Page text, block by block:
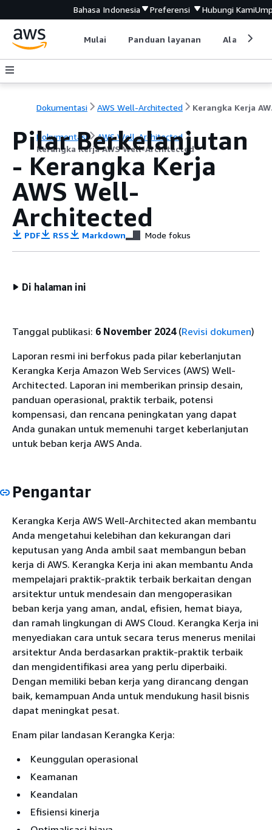
Bahasa Indonesia Preferensi Hubungi Kami
Mulai Panduan layanan Alat
Dokumentasi AWS Well-Architected
Dokumentasi
AWS Well-Architected
Kerangka Kerja AWS Well-Architected
Pilar Berkelanjutan
- Kerangka Kerja
AWS Well-
Architected
PDF RSS Markdown Mode fokus
Di halaman ini
Tanggal publikasi: 6 November 2024(Revisi dokumen)
Laporan resmi ini berfokus pada pilar keberlanjutan
Kerangka Kerja Amazon Web Services (AWS) Well-
Architected. Laporan ini memberikan prinsip desain,
panduan operasional, praktik terbaik, potensi
kompensasi, dan rencana peningkatan yang dapat
Anda gunakan untuk memenuhi target keberlanjutan
untuk beban kerja AWS Anda.
Pengantar
Kerangka Kerja AWS Well-Architected akan membantu
Anda mengetahui kelebihan dan kekurangan dari
keputusan yang Anda ambil saat membangun beban
kerja di AWS. Kerangka Kerja ini akan membantu Anda
mempelajari praktik-praktik terbaik berkaitan dengan
arsitektur untuk mendesain dan mengoperasikan
beban kerja yang aman, andal, efisien, hemat biaya,
dan ramah lingkungan di AWS Cloud. Kerangka Kerja ini
menyediakan cara untuk secara terus menerus menilai
arsitektur Anda berdasarkan praktik-praktik terbaik
dan mengidentifikasi area yang perlu diperbaiki.
Dengan memiliki beban kerja yang dirancang dengan
baik, kemampuan Anda untuk mendukung hasil bisnis
dapat meningkat pesat.
Enam pilar landasan Kerangka Kerja:
Keunggulan operasional
Keamanan
Keandalan
Efisiensi kinerja